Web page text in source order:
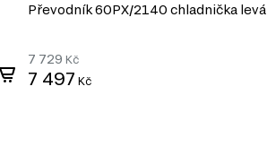
Převodník 60PХ/2140 chladnička levá
7 729 Kč
7 497 Kč